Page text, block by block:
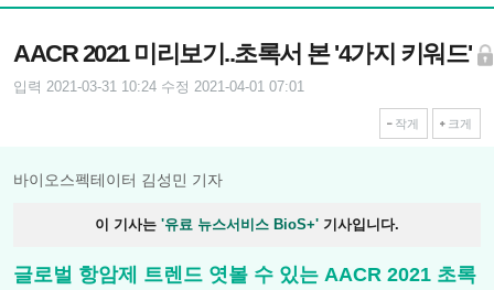
AACR 2021 미리보기..초록서 본 '4가지 키워드'
입력 2021-03-31 10:24 수정 2021-04-01 07:01
작게 크게
바이오스펙테이터 김성민 기자
이 기사는 '유료 뉴스서비스 BioS+' 기사입니다.
글로벌 항암제 트렌드 엿볼 수 있는 AACR 2021 초록